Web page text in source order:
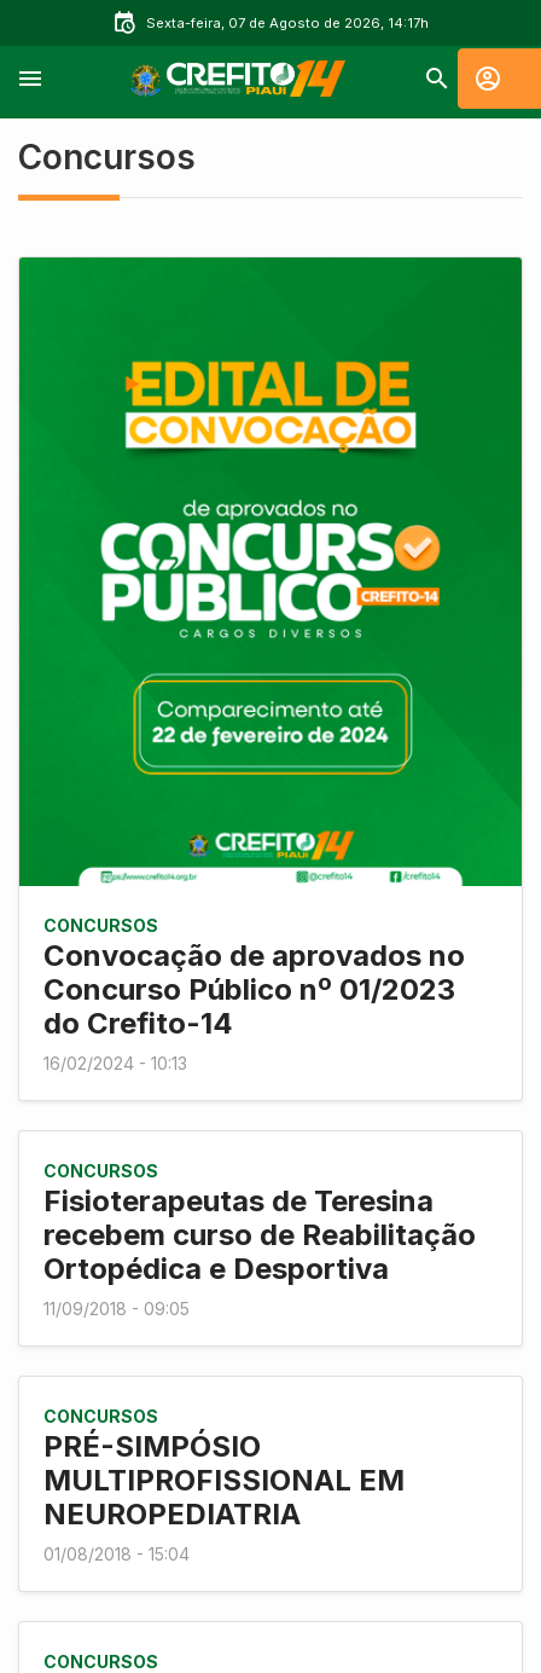
Sexta-feira, 07 de Agosto de 2026, 14:17h
Concursos
CONCURSOS
Convocação de aprovados no
Concurso Público nº 01/2023
do Crefito-14
16/02/2024 - 10:13
CONCURSOS
Fisioterapeutas de Teresina
recebem curso de Reabilitação
Ortopédica e Desportiva
11/09/2018 - 09:05
CONCURSOS
PRÉ-SIMPÓSIO
MULTIPROFISSIONAL EM
NEUROPEDIATRIA
01/08/2018 - 15:04
CONCURSOS